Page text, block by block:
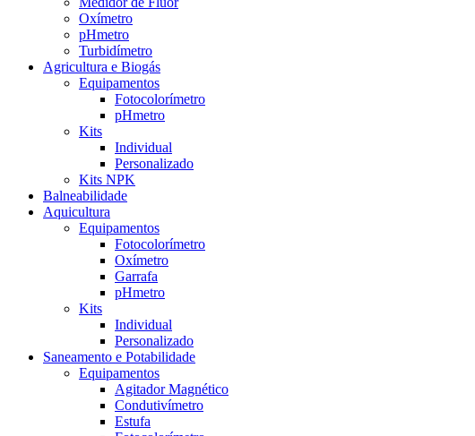
Oxímetro
pHmetro
Turbidímetro
Agricultura e Biogás
Equipamentos
Fotocolorímetro
pHmetro
Kits
Individual
Personalizado
Kits NPK
Balneabilidade
Aquicultura
Equipamentos
Fotocolorímetro
Oxímetro
Garrafa
pHmetro
Kits
Individual
Personalizado
Saneamento e Potabilidade
Equipamentos
Agitador Magnético
Condutivímetro
Estufa